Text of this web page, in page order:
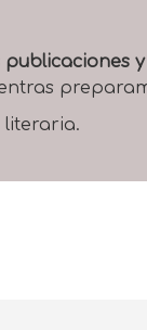
literaria.